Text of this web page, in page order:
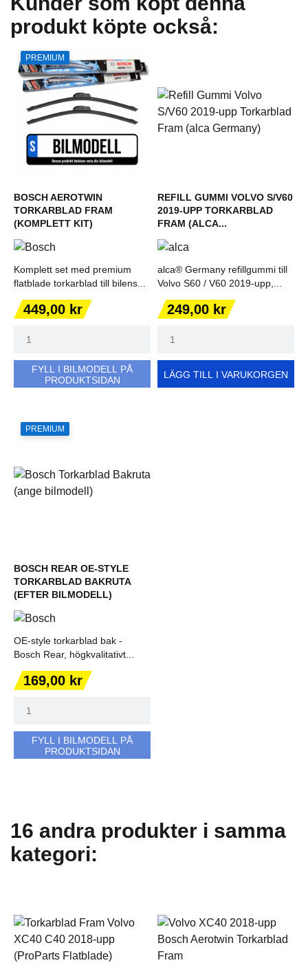
produkt köpte också:
BOSCH AEROTWIN
TORKARBLAD FRAM
(KOMPLETT KIT)
Komplett set med premium
flatblade torkarblad till bilens...
Pris
449,00 kr
FYLL I BILMODELL PÅ
PRODUKTSIDAN
PREMIUM
REFILL GUMMI VOLVO S/V60
2019-UPP TORKARBLAD
FRAM (ALCA...
alca® Germany refillgummi till
Volvo S60 / V60 2019-upp,...
Pris
249,00 kr
LÄGG TILL I VARUKORGEN
BOSCH REAR OE-STYLE
TORKARBLAD BAKRUTA
(EFTER BILMODELL)
OE-style torkarblad bak -
Bosch Rear, högkvalitativt...
Pris
169,00 kr
FYLL I BILMODELL PÅ
PRODUKTSIDAN
PREMIUM
16 andra produkter i samma
kategori: